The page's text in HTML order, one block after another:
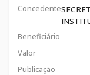
Concedente
Beneficiário
Valor
Publicação